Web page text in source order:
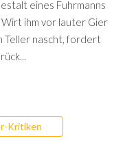
eines Fuhrmanns
ihm vor lauter Gier
Teller nascht, fordert
Kritiken